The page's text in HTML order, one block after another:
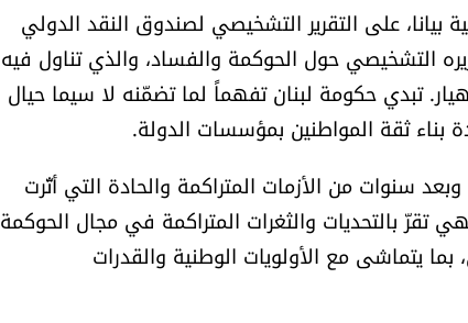
بيانا، على التقرير التشخيصي لصندوق النقد الدولي
التشخيصي حول الحوكمة والفساد، والذي تناول فيه
تبدي حكومة لبنان تفهماً لما تضمّنه لا سيما حيال
بناء ثقة المواطنين بمؤسسات الدولة.
سنوات من الأزمات المتراكمة والحادة التي أثّرت
بالتحديات والثغرات المتراكمة في مجال الحوكمة
بما يتماشى مع الأولويات الوطنية والقدرات